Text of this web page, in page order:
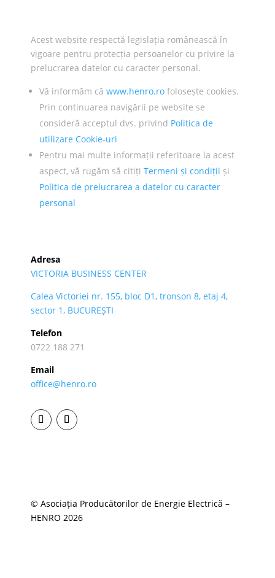
Acest website respectă legislația românească în
vigoare pentru protecția persoanelor cu privire la
prelucrarea datelor cu caracter personal.
Vă informăm că www.henro.ro folosește cookies.
Prin continuarea navigării pe website se
consideră acceptul dvs. privind Politica de
utilizare Cookie-uri
Pentru mai multe informații referitoare la acest
aspect, vă rugăm să citiți Termeni și condiții și
Politica de prelucrarea a datelor cu caracter
personal
Adresa
VICTORIA BUSINESS CENTER
Calea Victoriei nr. 155, bloc D1, tronson 8, etaj 4,
sector 1, BUCUREȘTI
Telefon
0722 188 271
Email
office@henro.ro
© Asociația Producătorilor de Energie Electrică –
HENRO 2026